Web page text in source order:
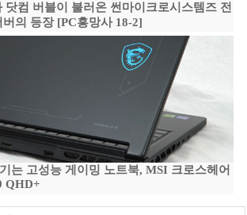
닷컴 버블이 불러온 썬마이크로시스템즈 전
의 등장 [PC흥망사 18-2]
는 고성능 게이밍 노트북, MSI 크로스헤어
QHD+